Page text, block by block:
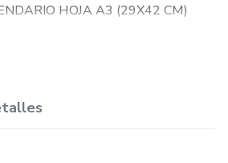
HOJA A3 (29X42 CM)
puedes adaptarlo al tamaño que